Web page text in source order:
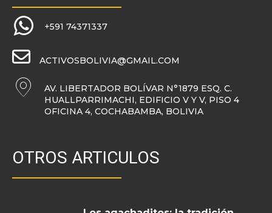
+591 74371337
ACTIVOSBOLIVIA@GMAIL.COM
AV. LIBERTADOR BOLÍVAR N°1879 ESQ. C.
HUALLPARRIMACHI, EDIFICIO V Y V, PISO 4
OFICINA 4, COCHABAMBA, BOLIVIA
OTROS ARTICULOS